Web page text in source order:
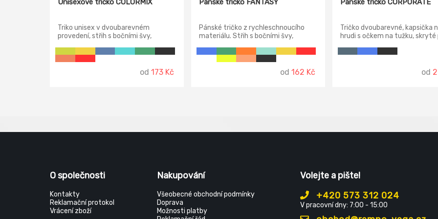
Unisexové tričko COLORMIX
Triko unisex v dvoubarevném
provedení, střih s bočními švy,
žebrového úpletu 1:1 s 5 % elastanu,
zpevňující páska od ramene k rameni.
od 173 Kč
Pánské tričko FANTASY
Pánské tričko z rychleschnoucího
materiálu. Střih s bočními švy,
od 162 Kč
Pánské tričko CORPORATE
Tričko dvoubarevné, kapsička
hrudi s očkem na tužku,
od
O společnosti
Kontakty
Reklamační protokol
Vrácení zboží
Nakupování
Všeobecné obchodní podmínky
Doprava
Možnosti platby
Volejte a pište!
+420 573 312 024
V pracovní dny: 7:00 - 15:00